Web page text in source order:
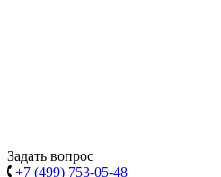
Задать вопрос
+7 (499) 753-05-48